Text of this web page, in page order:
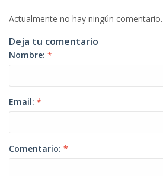
Actualmente no hay ningún comentario.
Deja tu comentario
Nombre: *
Email: *
Comentario: *